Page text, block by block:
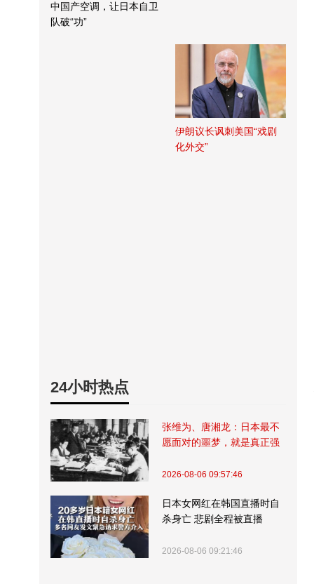
中国产空调，让日本自卫
队破“功”
伊朗议长讽刺美国“戏剧
化外交”
24小时热点
张维为、唐湘龙：日本最不
愿面对的噩梦，就是真正强
2026-08-06 09:57:46
日本女网红在韩国直播时自
杀身亡 悲剧全程被直播
2026-08-06 09:21:46